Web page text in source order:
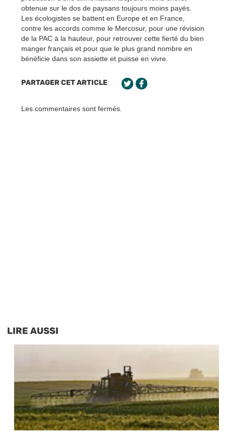
obtenue sur le dos de paysans toujours moins payés.
Les écologistes se battent en Europe et en France,
contre les accords comme le Mercosur, pour une révision
de la PAC à la hauteur, pour retrouver cette fierté du bien
manger français et pour que le plus grand nombre en
bénéficie dans son assiette et puisse en vivre.
PARTAGER CET ARTICLE
Les commentaires sont fermés.
LIRE AUSSI